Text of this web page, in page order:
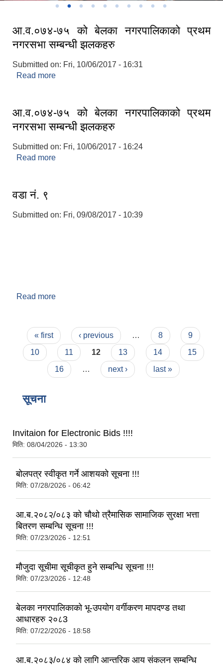
आ.व.०७४-७५ को बेलका नगरपालिकाको प्रथम
नगरसभा सम्बन्धी झलकहरु
Submitted on: Fri, 10/06/2017 - 16:31
Read more
आ.व.०७४-७५ को बेलका नगरपालिकाको प्रथम
नगरसभा सम्बन्धी झलकहरु
Submitted on: Fri, 10/06/2017 - 16:24
Read more
वडा नं. ९
Submitted on: Fri, 09/08/2017 - 10:39
Read more
Pages
« first ‹ previous … 8
9
10
11 12 13 14
15
16
… next › last »
सूचना
Invitaion for Electronic Bids !!!!
मिति: 08/04/2026 - 13:30
बोलपत्र स्वीकृत गर्ने आशयको सूचना !!!
मिति: 07/28/2026 - 06:42
आ.ब.२०८२/०८३ को चौथो त्रैमासिक सामाजिक सुरक्षा भत्ता
बितरण सम्बन्धि सूचना !!!
मिति: 07/23/2026 - 12:51
मौजुदा सूचीमा सूचीकृत हुने सम्बन्धि सूचना !!!
मिति: 07/23/2026 - 12:48
बेलका नगरपालिकाको भू-उपयोग वर्गीकरण मापदण्ड तथा
आधारहरु २०८3
मिति: 07/22/2026 - 18:58
आ.ब.२०८३/०८४ को लागि आन्तरिक आय संकलन सम्बन्धि